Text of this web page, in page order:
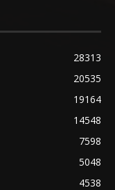
28313
20535
19164
14548
7598
5048
4538